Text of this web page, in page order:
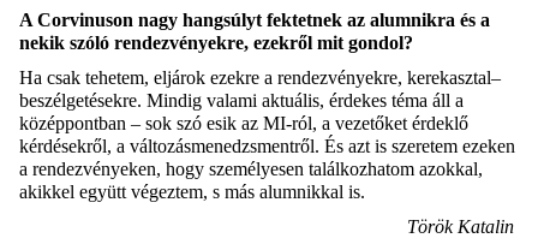
A Corvinuson nagy hangsúlyt fektetnek az alumnikra és a
nekik szóló rendezvényekre, ezekről mit gondol?
Ha csak tehetem, eljárok ezekre a rendezvényekre, kerekasztal–
beszélgetésekre. Mindig valami aktuális, érdekes téma áll a
középpontban – sok szó esik az MI-ról, a vezetőket érdeklő
kérdésekről, a változásmenedzsmentről. És azt is szeretem ezeken
a rendezvényeken, hogy személyesen találkozhatom azokkal,
akikkel együtt végeztem, s más alumnikkal is.
Török Katalin